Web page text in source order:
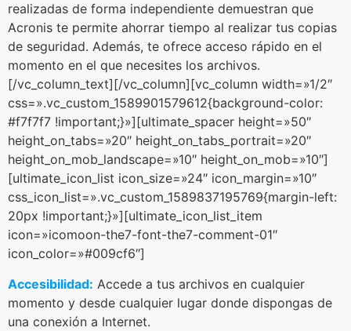
realizadas de forma independiente demuestran que
Acronis te permite ahorrar tiempo al realizar tus copias
de seguridad. Además, te ofrece acceso rápido en el
momento en el que necesites los archivos.
[/vc_column_text][/vc_column][vc_column width=»1/2″
css=».vc_custom_1589901579612{background-color:
#f7f7f7 !important;}»][ultimate_spacer height=»50″
height_on_tabs=»20″ height_on_tabs_portrait=»20″
height_on_mob_landscape=»10″ height_on_mob=»10″]
[ultimate_icon_list icon_size=»24″ icon_margin=»10″
css_icon_list=».vc_custom_1589837195769{margin-left:
20px !important;}»][ultimate_icon_list_item
icon=»icomoon-the7-font-the7-comment-01″
icon_color=»#009cf6″]
Accesibilidad: Accede a tus archivos en cualquier
momento y desde cualquier lugar donde dispongas de
una conexión a Internet.